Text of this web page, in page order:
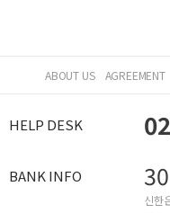
ABOUT US AGREEMENT
HELP DESK
BANK INFO
신한